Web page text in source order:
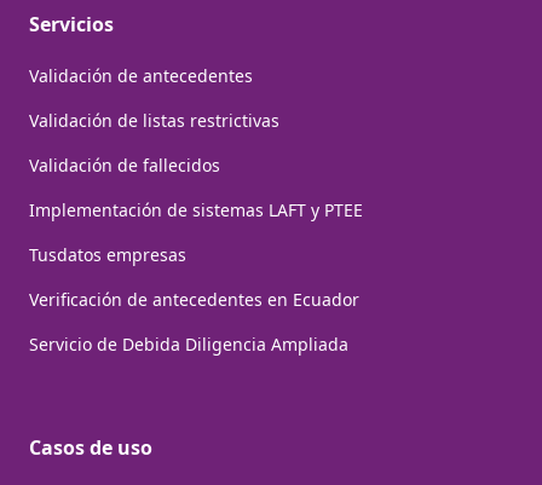
Servicios
Validación de antecedentes
Validación de listas restrictivas
Validación de fallecidos
Implementación de sistemas LAFT y PTEE
Tusdatos empresas
Verificación de antecedentes en Ecuador
Servicio de Debida Diligencia Ampliada
Casos de uso